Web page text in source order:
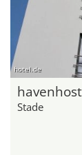
hotel.de
Stade